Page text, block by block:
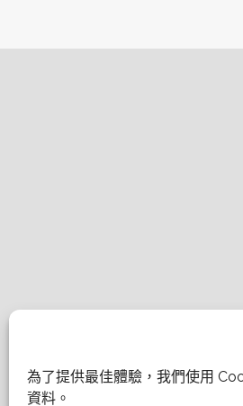
為了提供最佳體驗，我們使用
資料。